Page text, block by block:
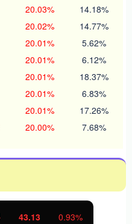
20.03% 14.18%
20.02% 14.77%
20.01% 5.62%
20.01% 6.12%
20.01% 18.37%
20.01% 6.83%
20.01% 17.26%
20.00% 7.68%
11.37 1.01%